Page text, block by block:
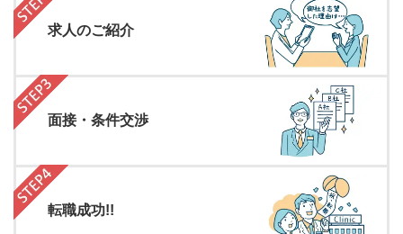
求人のご紹介
面接・条件交渉
転職成功!!